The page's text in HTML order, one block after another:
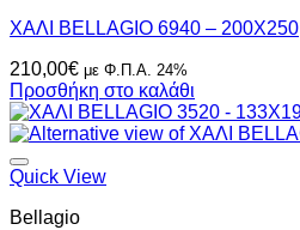
ΧΑΛΙ BELLAGIO 6940 – 200X250
210,00€ με Φ.Π.Α. 24%
Προσθήκη στο καλάθι
Quick View
Bellagio